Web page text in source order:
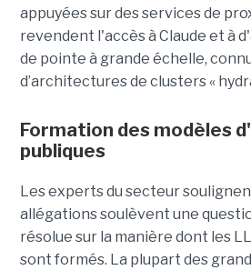
appuyées sur des services de
revendent l'accès à Claude et à
de pointe à grande échelle,
d’architectures de clusters «
Formation des modèles
publiques
Les experts du secteur
allégations soulèvent une
résolue sur la manière dont les
sont formés. La plupart des